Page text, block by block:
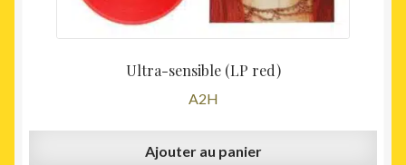
Ultra-sensible (LP red)
A2H
Ajouter au panier